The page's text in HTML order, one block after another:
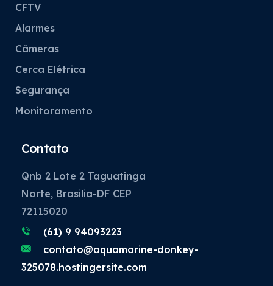
CFTV
Alarmes
Câmeras
Cerca Elétrica
Segurança
Monitoramento
Contato
Qnb 2 Lote 2 Taguatinga
Norte, Brasilia-DF CEP
72115020
(61) 9 94093223
contato@aquamarine-donkey-
325078.hostingersite.com